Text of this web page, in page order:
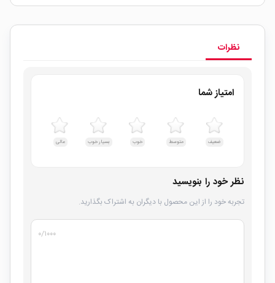
نظرات
امتیاز شما
ضعیف متوسط خوب بسیار خوب عالی
نظر خود را بنویسید
تجربه خود را از این محصول با دیگران به اشتراک بگذارید.
۰/۱۰۰۰